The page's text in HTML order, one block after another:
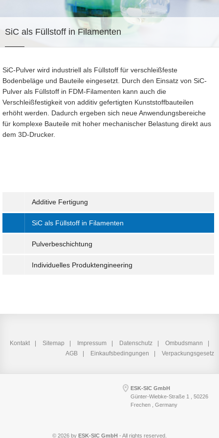
SiC als Füllstoff in Filamenten
SiC-Pulver wird industriell als Füllstoff für verschleißfeste
Bodenbeläge und Bauteile eingesetzt. Durch den Einsatz von SiC-
Pulver als Füllstoff in FDM-Filamenten kann auch die
Verschleißfestigkeit von additiv gefertigten Kunststoffbauteilen
erhöht werden. Dadurch ergeben sich neue Anwendungsbereiche
für komplexe Bauteile mit hoher mechanischer Belastung direkt aus
dem 3D-Drucker.
Additive Fertigung
SiC als Füllstoff in Filamenten
Pulverbeschichtung
Individuelles Produktengineering
Kontakt Sitemap Impressum Datenschutz
Ombudsmann
AGB
Einkaufsbedingungen Verpackungsgesetz
ESK-SIC GmbH
Günter-Wiebke-Straße 1 , 50226
Frechen , Germany
© 2026 by ESK-SIC GmbH - All rights reserved.